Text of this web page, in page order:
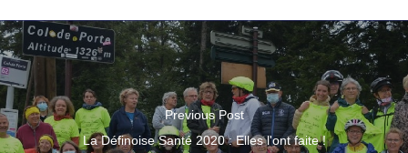
Previous Post
La Définoise Santé 2020 : Elles l'ont faite !